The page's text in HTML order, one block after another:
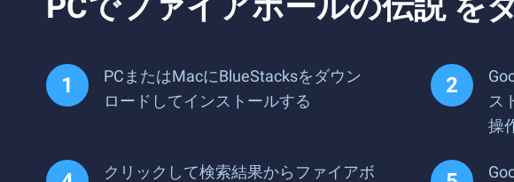
PCまたはMacにBlueStacksをダウン
ロードしてインストールする
ス
操
クリックして検索結果からファイアボ